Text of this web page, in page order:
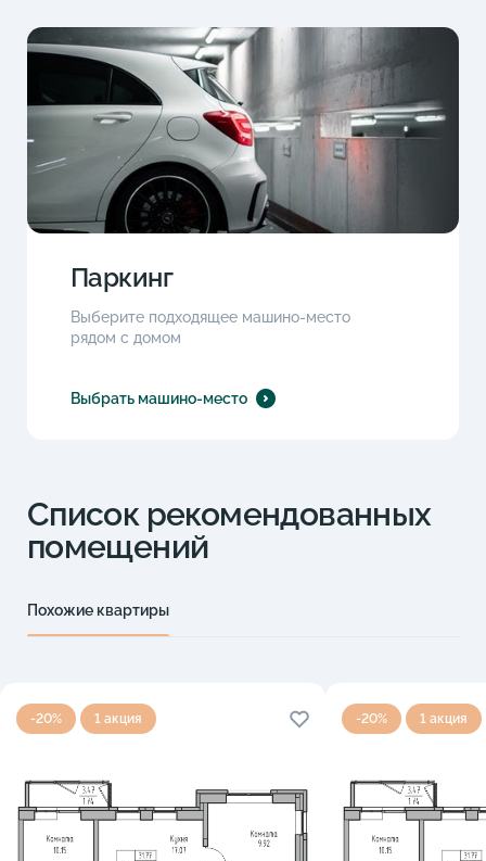
Паркинг
Выберите подходящее машино-место
рядом с домом
Выбрать машино-место
Список рекомендованных
помещений
Похожие квартиры
-20% 1 акция -20% 1 акция